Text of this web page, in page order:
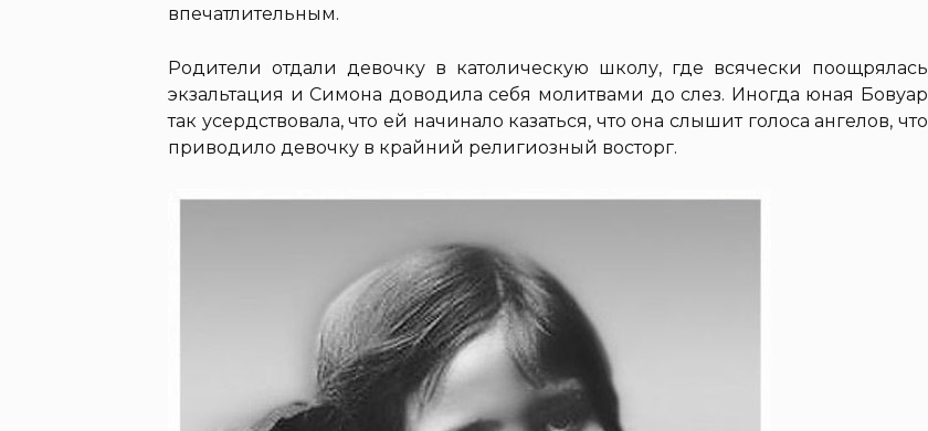
впечатлительным.
Родители отдали девочку в католическую школу, где всячески поощрялась
экзальтация и Симона доводила себя молитвами до слез. Иногда юная Бовуар
так усердствовала, что ей начинало казаться, что она слышит голоса ангелов, что
приводило девочку в крайний религиозный восторг.